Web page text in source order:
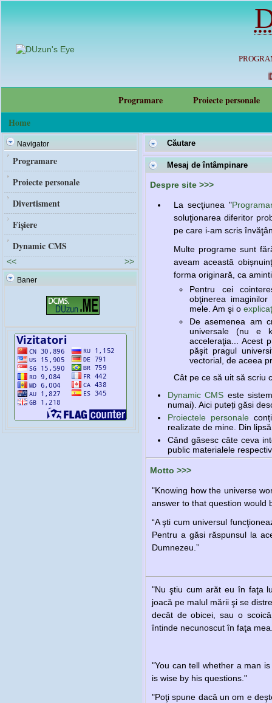
Programare
Proiecte personale
Home
Navigator
Programare
Proiecte personale
Divertisment
Fișiere
Dynamic CMS
<< >>
Baner
Căutare
Mesaj de întâmpinare
Despre site >>>
La secţiunea "
soluţionarea diferitor
pe care i-am scris
Multe programe sunt
aveam această
forma originară, ca
Pentru cei
obţinerea
mele. Am şi o
De asemenea am
universale (nu e
acceleraţia... Acest
păşit pragul
vectorial, de aceea
Cât pe ce să uit să scriu
Dynamic CMS este
numai). Aici puteți găsi
Proiectele personale
realizate de mine. Din
Când găsesc câte ceva
public materialele
Motto >>>
"Knowing how the universe
answer to that question would
“A şti cum universul
Pentru a găsi răspunsul la
Dumnezeu.”
"Nu ştiu cum arăt eu în faţa
joacă pe malul mării şi se
decât de obicei, sau o
întinde necunoscut în faţa
"You can tell whether a man
is wise by his questions."
"Poţi spune dacă un om e